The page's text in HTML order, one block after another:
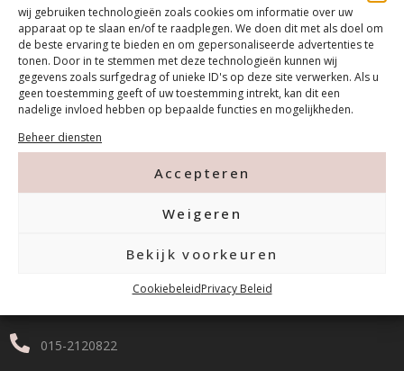
wij gebruiken technologieën zoals cookies om informatie over uw
apparaat op te slaan en/of te raadplegen. We doen dit met als doel om
de beste ervaring te bieden en om gepersonaliseerde advertenties te
tonen. Door in te stemmen met deze technologieën kunnen wij
gegevens zoals surfgedrag of unieke ID's op deze site verwerken. Als u
geen toestemming geeft of uw toestemming intrekt, kan dit een
nadelige invloed hebben op bepaalde functies en mogelijkheden.
Beheer diensten
Accepteren
Weigeren
Bekijk voorkeuren
CookiebeleidPrivacy Beleid
Tanthofdreef 7 2623 EW Delft
015-2120822